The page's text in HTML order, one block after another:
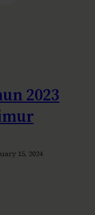
2023
15, 2024